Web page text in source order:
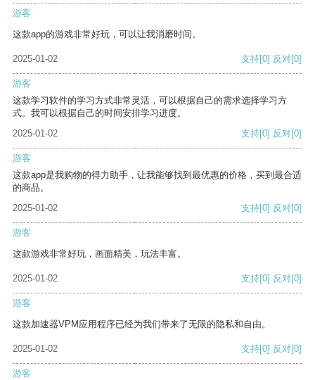
游客
这款app的游戏非常好玩，可以让我消磨时间。
2025-01-02 支持[0] 反对[0]
游客
这款学习软件的学习方式非常灵活，可以根据自己的需求选择学习方
式。我可以根据自己的时间安排学习进度。
2025-01-02
支持[0] 反对[0]
游客
这款app是我购物的得力助手，让我能够找到最优惠的价格，买到最合适
的商品。
2025-01-02
支持[0] 反对[0]
游客
这款游戏非常好玩，画面精美，玩法丰富。
2025-01-02 支持[0] 反对[0]
游客
这款加速器VPM应用程序已经为我们带来了无限的隐私和自由。
2025-01-02 支持[0] 反对[0]
游客